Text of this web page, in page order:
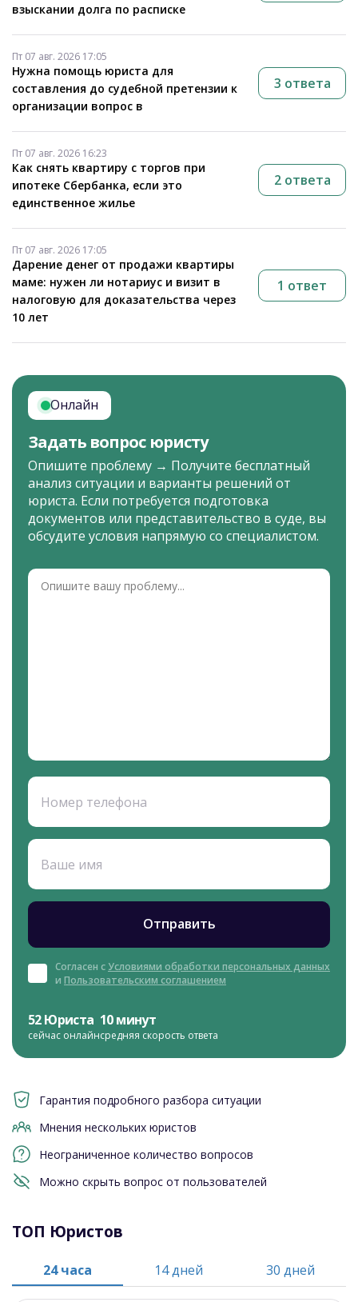
взыскании долга по расписке
Пт 07 авг. 2026 17:05
Нужна помощь юриста для
составления до судебной претензии к
организации вопрос в
3 ответа
Пт 07 авг. 2026 16:23
Как снять квартиру с торгов при
ипотеке Сбербанка, если это
единственное жилье
2 ответа
Пт 07 авг. 2026 17:05
Дарение денег от продажи квартиры
маме: нужен ли нотариус и визит в
налоговую для доказательства через
10 лет
1 ответ
Онлайн
Задать вопрос юристу
Опишите проблему → Получите бесплатный
анализ ситуации и варианты решений от
юриста. Если потребуется подготовка
документов или представительство в суде, вы
обсудите условия напрямую со специалистом.
Номер телефона
Ваше имя
Отправить
Согласен с Условиями обработки персональных данных
и Пользовательским соглашением
52 Юриста
сейчас онлайн
10 минут
средняя скорость ответа
Гарантия подробного разбора ситуации
Мнения нескольких юристов
Неограниченное количество вопросов
Можно скрыть вопрос от пользователей
ТОП Юристов
24 часа 14 дней 30 дней